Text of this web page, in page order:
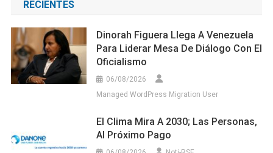
RECIENTES
Dinorah Figuera Llega A Venezuela
Para Liderar Mesa De Diálogo Con El
Oficialismo
06/08/2026
Managed WordPress Migration User
El Clima Mira A 2030; Las Personas,
Al Próximo Pago